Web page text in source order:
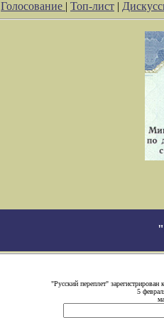
Голосование | Топ-лист |
"Русский переплет"
5